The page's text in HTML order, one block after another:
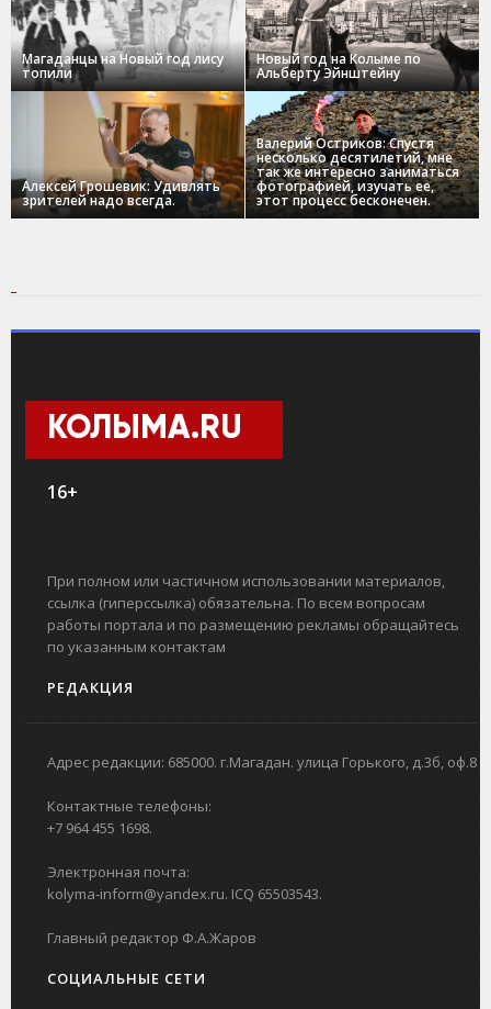
Магаданцы на Новый год лису
топили
Новый год на Колыме по
Альберту Эйнштейну
Алексей Грошевик: Удивлять
зрителей надо всегда.
Валерий Остриков: Спустя
несколько десятилетий, мне
так же интересно заниматься
фотографией, изучать ее,
этот процесс бесконечен.
КОЛЫМА.RU
16+
При полном или частичном использовании материалов,
ссылка (гиперссылка) обязательна. По всем вопросам
работы портала и по размещению рекламы обращайтесь
по указанным контактам
РЕДАКЦИЯ
Адрес редакции: 685000. г.Магадан. улица Горького, д.3б, оф.8
Контактные телефоны:
+7 964 455 1698.
Электронная почта:
kolyma-inform@yandex.ru. ICQ 65503543.
Главный редактор Ф.А.Жаров
СОЦИАЛЬНЫЕ СЕТИ